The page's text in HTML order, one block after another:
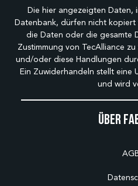
Über
Die hier angezeigten Daten,
Datenbank, dürfen nicht kopiert
die Daten oder die gesamte
Zustimmung von TecAlliance
und/oder diese Handlungen
Ein Zuwiderhandeln stellt eine
und wird